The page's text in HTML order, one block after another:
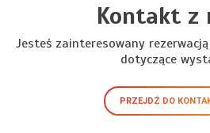
Kontakt z
Jesteś zainteresowany
dotyczące
PRZEJDŹ DO